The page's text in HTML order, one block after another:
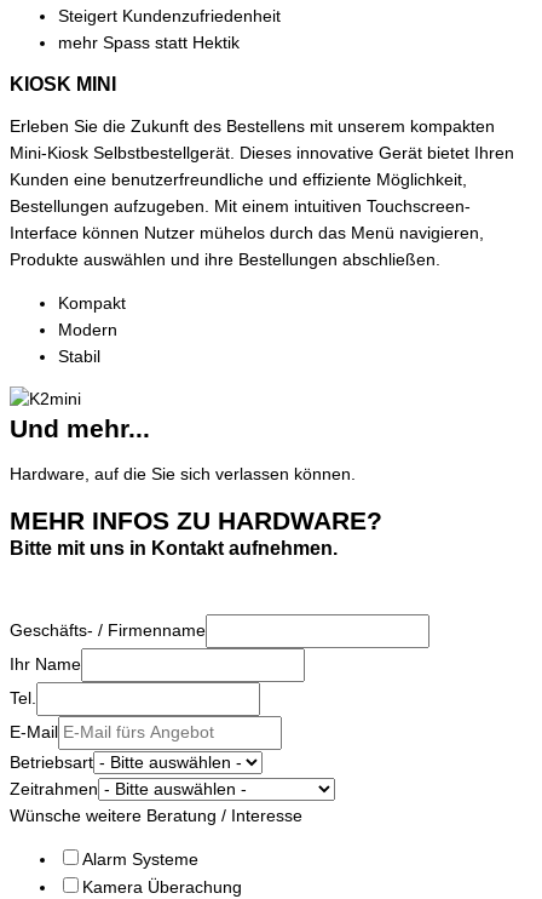
Steigert Kundenzufriedenheit
mehr Spass statt Hektik
KIOSK MINI
Erleben Sie die Zukunft des Bestellens mit unserem kompakten
Mini-Kiosk Selbstbestellgerät. Dieses innovative Gerät bietet Ihren
Kunden eine benutzerfreundliche und effiziente Möglichkeit,
Bestellungen aufzugeben. Mit einem intuitiven Touchscreen-
Interface können Nutzer mühelos durch das Menü navigieren,
Produkte auswählen und ihre Bestellungen abschließen.
Kompakt
Modern
Stabil
Und mehr...
Hardware, auf die Sie sich verlassen können.
MEHR INFOS ZU HARDWARE?
Bitte mit uns in Kontakt aufnehmen.
Geschäfts- / Firmenname
Ihr Name
Tel.
E-Mail
Betriebsart
Zeitrahmen
Wünsche weitere Beratung / Interesse
Alarm Systeme
Kamera Überachung